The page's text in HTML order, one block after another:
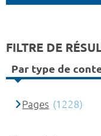
FILTRE DE
Par type de
Pages (1228)